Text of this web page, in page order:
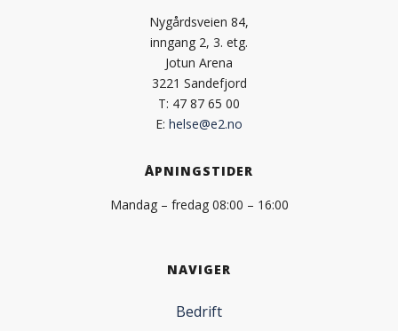
Nygårdsveien 84,
inngang 2, 3. etg.
Jotun Arena
3221 Sandefjord
T: 47 87 65 00
E: helse@e2.no
ÅPNINGSTIDER
Mandag – fredag 08:00 – 16:00
NAVIGER
Bedrift